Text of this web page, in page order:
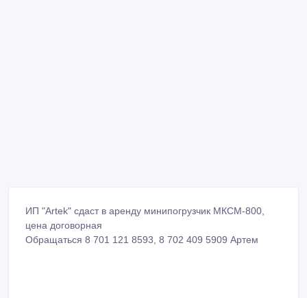
ИП "Artek" сдаст в аренду минипогрузчик МКСМ-800,
цена договорная
Обращаться 8 701 121 8593, 8 702 409 5909 Артем